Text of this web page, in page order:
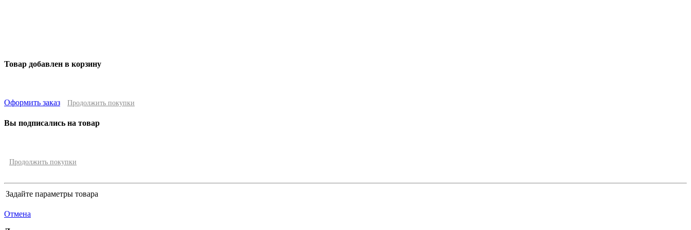
Товар добавлен в корзину
Оформить заказ Продолжить покупки
Вы подписались на товар
Продолжить покупки
Задайте параметры товара
Отмена